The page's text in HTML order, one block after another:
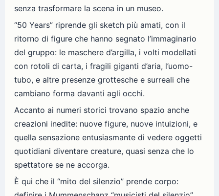
senza trasformare la scena in un museo.
“50 Years” riprende gli sketch più amati, con il
ritorno di figure che hanno segnato l’immaginario
del gruppo: le maschere d’argilla, i volti modellati
con rotoli di carta, i fragili giganti d’aria, l’uomo-
tubo, e altre presenze grottesche e surreali che
cambiano forma davanti agli occhi.
Accanto ai numeri storici trovano spazio anche
creazioni inedite: nuove figure, nuove intuizioni, e
quella sensazione entusiasmante di vedere oggetti
quotidiani diventare creature, quasi senza che lo
spettatore se ne accorga.
È qui che il “mito del silenzio” prende corpo: